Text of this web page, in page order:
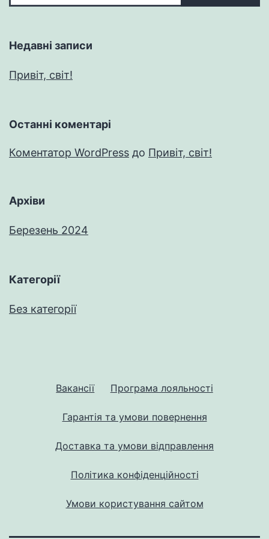
Недавні записи
Привіт, світ!
Останні коментарі
Коментатор WordPress до Привіт, світ!
Архіви
Березень 2024
Категорії
Без категорії
Вакансії Програма лояльності
Гарантія та умови повернення
Доставка та умови відправлення
Політика конфіденційності
Умови користування сайтом